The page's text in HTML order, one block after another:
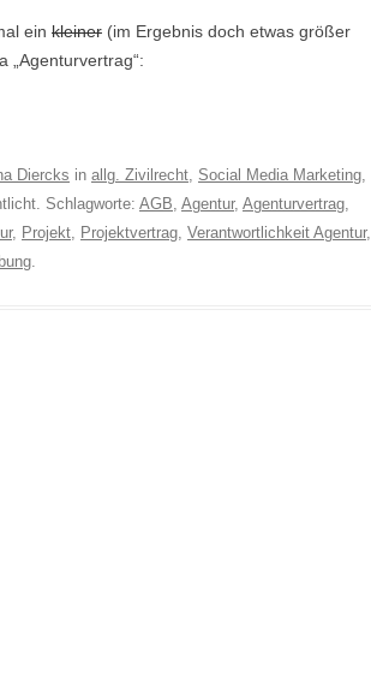
ein kleiner (im Ergebnis doch etwas größer
„Agenturvertrag“:
Diercks in allg. Zivilrecht, Social Media Marketing,
Schlagworte: AGB, Agentur, Agenturvertrag,
, Projekt, Projektvertrag, Verantwortlichkeit Agentur,
.